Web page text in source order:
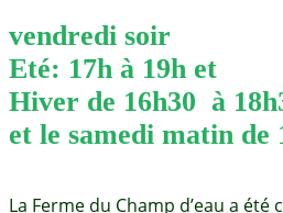
vendredi soir
Eté: 17h à 19h et
Hiver de 16h30 à
et le samedi matin de
La Ferme du Champ d’eau a été